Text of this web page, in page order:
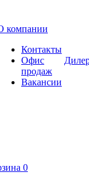
компании
Контакты
Офис
продаж
Вакансии
0